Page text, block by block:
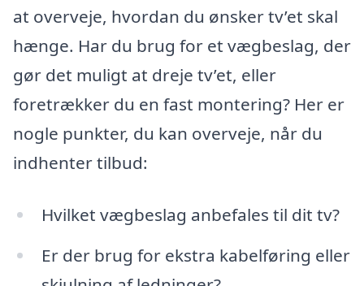
at overveje, hvordan du ønsker tv’et skal
hænge. Har du brug for et vægbeslag, der
gør det muligt at dreje tv’et, eller
foretrækker du en fast montering? Her er
nogle punkter, du kan overveje, når du
indhenter tilbud:
Hvilket vægbeslag anbefales til dit tv?
Er der brug for ekstra kabelføring eller